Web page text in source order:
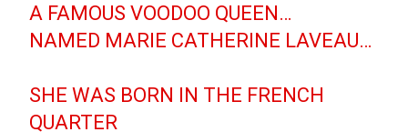
A FAMOUS VOODOO QUEEN…
NAMED MARIE CATHERINE LAVEAU…
SHE WAS BORN IN THE FRENCH
QUARTER